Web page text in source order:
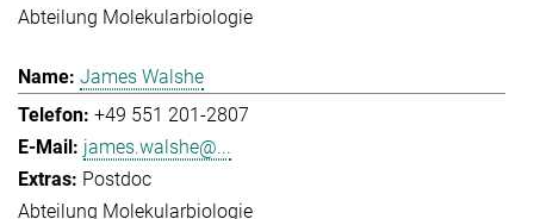
Abteilung Molekularbiologie
James Walshe
+49 551 201-2807
james.walshe@...
Postdoc
Abteilung Molekularbiologie